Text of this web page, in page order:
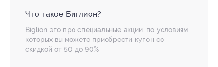
Что такое Биглион?
Biglion это про специальные акции, по условиям
которых вы можете приобрести купон со
скидкой от 50 до 90%